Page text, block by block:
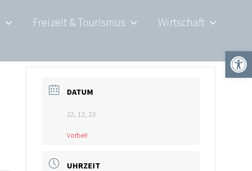
Freizeit & Tourismus Wirtschaft
DATUM
22, 12, 23
Vorbei!
UHRZEIT